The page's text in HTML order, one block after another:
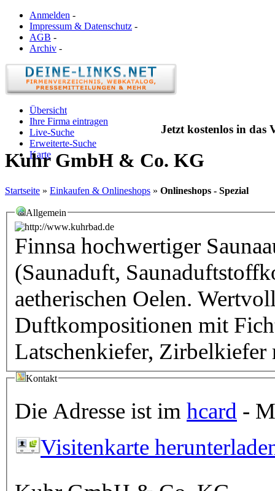
Anmelden -
Impressum & Datenschutz -
AGB -
Archiv -
Übersicht
Ihre Firma eintragen
Live-Suche
Erweiterte-Suche
Karte
Jetzt kostenlos in das
Kuhr GmbH & Co. KG
Startseite » Einkaufen & Onlineshops » Onlineshops - Spezial
Allgemein
Finnsa hochwertiger
(Saunaduft,
aetherischen Oelen. Wertvolle Saunaaufguss
Duftkompositionen mit
Latschenkiefer, Zirbelkiefer
Kontakt
Die Adresse ist im hcard -
Visitenkarte